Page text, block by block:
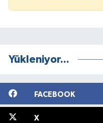
Yükleniyor...
FACEBOOK
X